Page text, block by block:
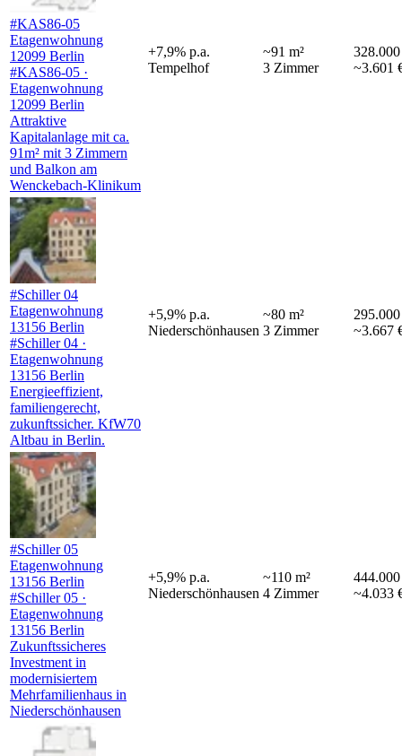
#KAS86-05
Etagenwohnung
12099 Berlin
#KAS86-05 ·
Etagenwohnung
12099 Berlin
Attraktive
Kapitalanlage mit ca.
91m² mit 3 Zimmern
und Balkon am
Wenckebach-Klinikum
+7,9% p.a.
Tempelhof
~91 m²
3 Zimmer
~3.601
#Schiller 04
Etagenwohnung
13156 Berlin
#Schiller 04 ·
Etagenwohnung
13156 Berlin
Energieeffizient,
familiengerecht,
zukunftssicher. KfW70
Altbau in Berlin.
+5,9% p.a.
Niederschönhausen
~80 m²
3 Zimmer
~3.667
#Schiller 05
Etagenwohnung
13156 Berlin
#Schiller 05 ·
Etagenwohnung
13156 Berlin
Zukunftssicheres
Investment in
modernisiertem
Mehrfamilienhaus in
Niederschönhausen
+5,9% p.a.
Niederschönhausen
~110 m²
4 Zimmer
~4.033